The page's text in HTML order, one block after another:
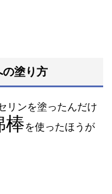
塗り方
リンを塗ったんだけ
棒を使ったほうが